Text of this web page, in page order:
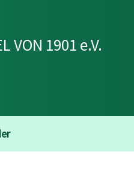
VON 1901 e.V.